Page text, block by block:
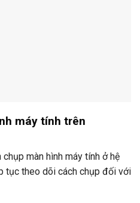
máy tính trên
màn hình máy tính ở hệ
tục theo dõi cách chụp đối với